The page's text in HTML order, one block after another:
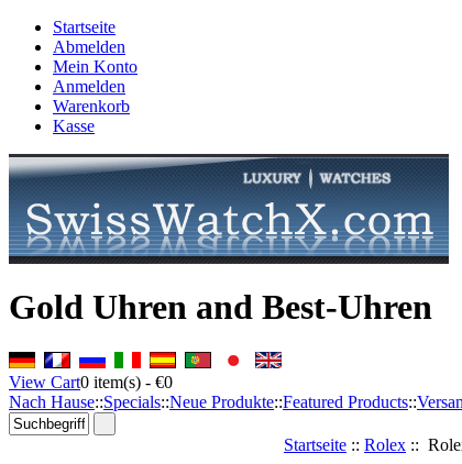
Startseite
Abmelden
Mein Konto
Anmelden
Warenkorb
Kasse
Gold Uhren and Best-Uhren
View Cart0 item(s) - €0
Nach Hause::Specials::Neue Produkte::Featured Products::
Startseite :: Rolex ::